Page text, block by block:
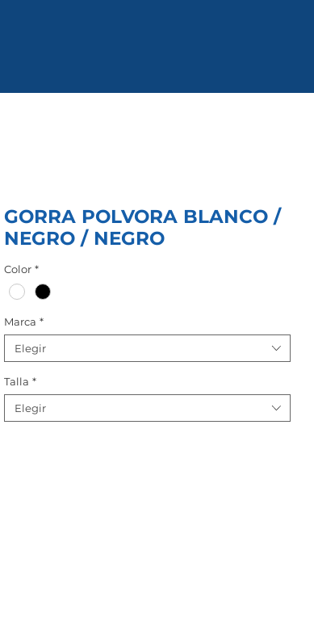
GORRA POLVORA BLANCO /
NEGRO / NEGRO
Color *
Marca *
Elegir
Talla *
Elegir